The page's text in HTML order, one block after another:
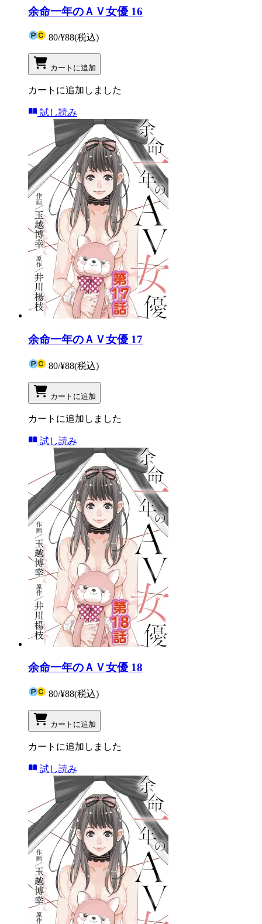
余命一年のＡＶ女優 16
80/¥88(税込)
カートに追加
カートに追加しました
試し読み
余命一年のＡＶ女優 17
80/¥88(税込)
カートに追加
カートに追加しました
試し読み
余命一年のＡＶ女優 18
80/¥88(税込)
カートに追加
カートに追加しました
試し読み